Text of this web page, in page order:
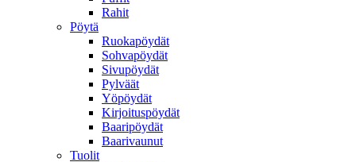
Rahit
Pöytä
Ruokapöydät
Sohvapöydät
Sivupöydät
Pylväät
Yöpöydät
Kirjoituspöydät
Baaripöydät
Baarivaunut
Tuolit